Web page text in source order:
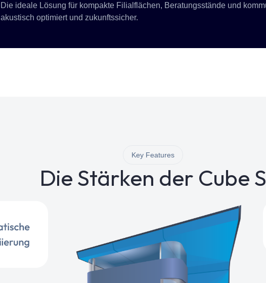
Die ideale Lösung für kompakte Filialflächen, Beratungsstände und
akustisch optimiert und zukunftssicher.
Key Features
Die Stärken der Cube S